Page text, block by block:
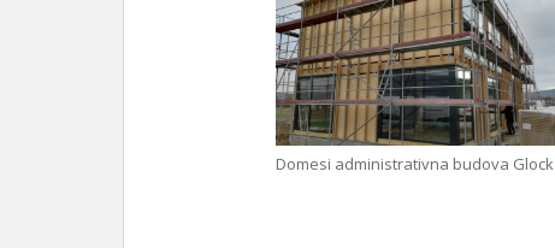
Domesi administrativna budova Glock